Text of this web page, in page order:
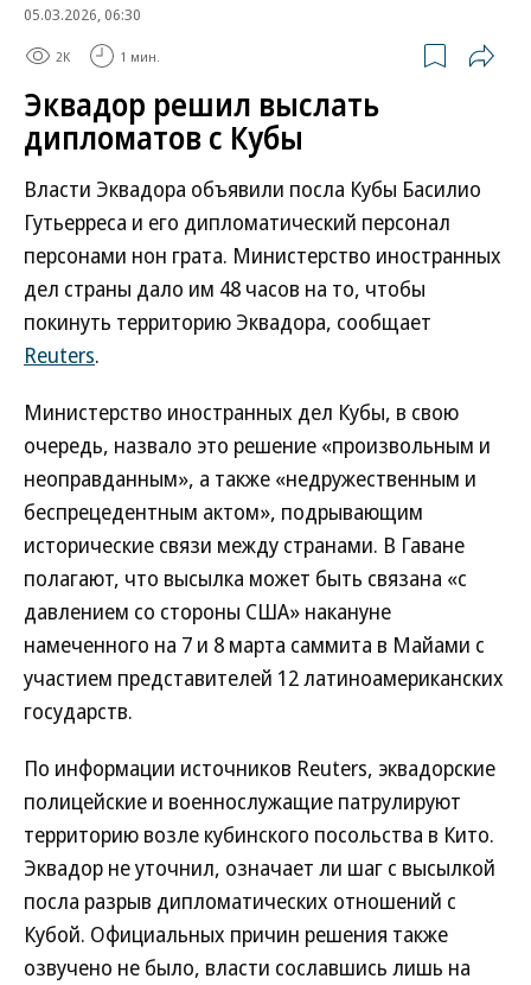
05.03.2026, 06:30
2K 1 мин.
Эквадор решил выслать
дипломатов с Кубы
Власти Эквадора объявили посла Кубы Басилио
Гутьерреса и его дипломатический персонал
персонами нон грата. Министерство иностранных
дел страны дало им 48 часов на то, чтобы
покинуть территорию Эквадора, сообщает
Reuters.
Министерство иностранных дел Кубы, в свою
очередь, назвало это решение «произвольным и
неоправданным», а также «недружественным и
беспрецедентным актом», подрывающим
исторические связи между странами. В Гаване
полагают, что высылка может быть связана «с
давлением со стороны США» накануне
намеченного на 7 и 8 марта саммита в Майами с
участием представителей 12 латиноамериканских
государств.
По информации источников Reuters, эквадорские
полицейские и военнослужащие патрулируют
территорию возле кубинского посольства в Кито.
Эквадор не уточнил, означает ли шаг с высылкой
посла разрыв дипломатических отношений с
Кубой. Официальных причин решения также
озвучено не было, власти сославшись лишь на